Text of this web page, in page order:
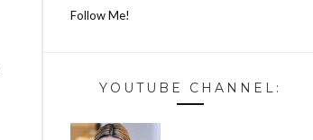
Follow Me!
YOUTUBE CHANNEL: